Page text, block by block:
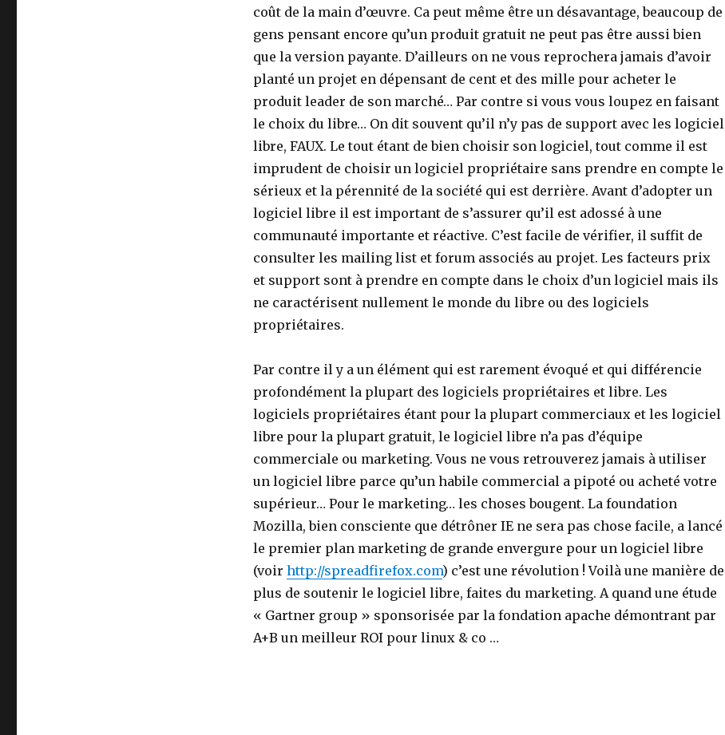
coût de la main d’œuvre. Ca peut même être un désavantage, beaucoup de
gens pensant encore qu’un produit gratuit ne peut pas être aussi bien
que la version payante. D’ailleurs on ne vous reprochera jamais d’avoir
planté un projet en dépensant de cent et des mille pour acheter le
produit leader de son marché… Par contre si vous vous loupez en faisant
le choix du libre… On dit souvent qu’il n’y pas de support avec les logiciel
libre, FAUX. Le tout étant de bien choisir son logiciel, tout comme il est
imprudent de choisir un logiciel propriétaire sans prendre en compte le
sérieux et la pérennité de la société qui est derrière. Avant d’adopter un
logiciel libre il est important de s’assurer qu’il est adossé à une
communauté importante et réactive. C’est facile de vérifier, il suffit de
consulter les mailing list et forum associés au projet. Les facteurs prix
et support sont à prendre en compte dans le choix d’un logiciel mais ils
ne caractérisent nullement le monde du libre ou des logiciels
propriétaires.
Par contre il y a un élément qui est rarement évoqué et qui différencie
profondément la plupart des logiciels propriétaires et libre. Les
logiciels propriétaires étant pour la plupart commerciaux et les logiciel
libre pour la plupart gratuit, le logiciel libre n’a pas d’équipe
commerciale ou marketing. Vous ne vous retrouverez jamais à utiliser
un logiciel libre parce qu’un habile commercial a pipoté ou acheté votre
supérieur… Pour le marketing… les choses bougent. La foundation
Mozilla, bien consciente que détrôner IE ne sera pas chose facile, a lancé
le premier plan marketing de grande envergure pour un logiciel libre
(voir http://spreadfirefox.com) c’est une révolution ! Voilà une manière de
plus de soutenir le logiciel libre, faites du marketing. A quand une étude
« Gartner group » sponsorisée par la fondation apache démontrant par
A+B un meilleur ROI pour linux & co …